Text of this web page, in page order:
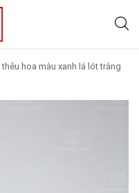
hoa màu xanh lá lót trắng